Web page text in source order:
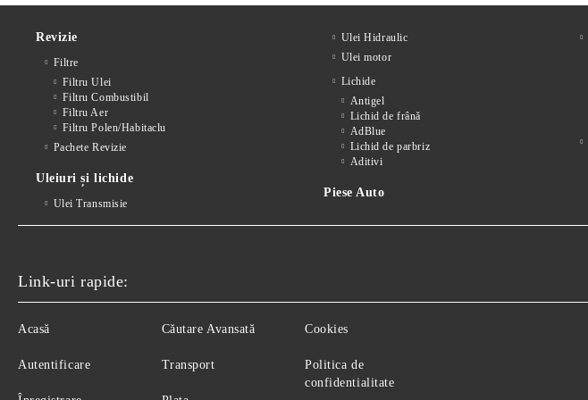
Revizie
Filtre
Filtru Ulei
Filtru Combustibil
Filtru Aer
Filtru Polen/Habitaclu
Pachete Revizie
Uleiuri și lichide
Ulei Transmisie
Ulei Hidraulic
Ulei motor
Lichide
Antigel
Lichid de frânǎ
AdBlue
Lichid de parbriz
Aditivi
Piese Auto
Link-uri rapide:
Acasă
Autentificare
Căutare Avansată
Transport
Cookies
Politica de
confidentialitate